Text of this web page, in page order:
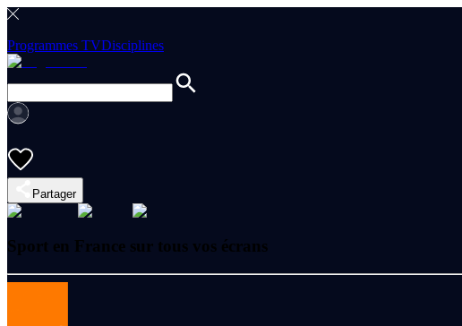
Programmes TVDisciplines
Partager
Sport en France sur tous vos écrans